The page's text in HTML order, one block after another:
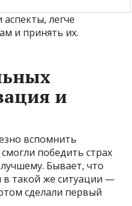
легче
и принять их.
и
вспомнить
победить страх
Бывает, что
в такой же ситуации —
сделали первый